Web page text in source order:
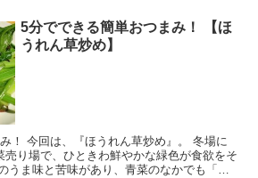
5分でできる簡単おつまみ！ 【ほ
うれん草炒め】
！ 今回は、『ほうれん草炒め』。 冬場に
売り場で、ひときわ鮮やかな緑色が食欲をそ
うま味と苦味があり、青菜のなかでも「別